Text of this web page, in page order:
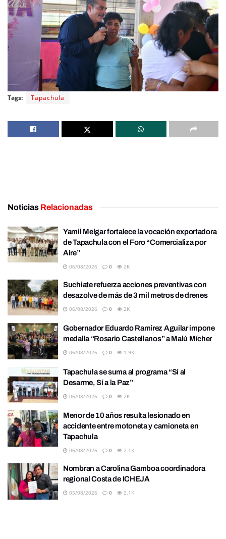
Tags: Tapachula
Noticias Relacionadas
Yamil Melgar fortalece la vocación exportadora
de Tapachula con el Foro “Comercializa por
Aire”
06/08/2026 0 2K
Suchiate refuerza acciones preventivas con
desazolve de más de 3 mil metros de drenes
06/08/2026 0 2K
Gobernador Eduardo Ramírez Aguilar impone
medalla “Rosario Castellanos” a Malú Mícher
06/08/2026 0 1.9K
Tapachula se suma al programa “Sí al
Desarme, Sí a la Paz”
06/08/2026 0 2K
Menor de 10 años resulta lesionado en
accidente entre motoneta y camioneta en
Tapachula
06/08/2026 0 2.1K
Nombran a Carolina Gamboa coordinadora
regional Costa de ICHEJA
05/08/2026 0 2.1K